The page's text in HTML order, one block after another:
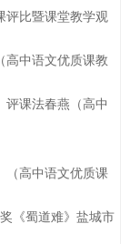
评比暨课堂教学观
高中语文优质课教
评课法春燕（高中
（高中语文优质课
《蜀道难》盐城市